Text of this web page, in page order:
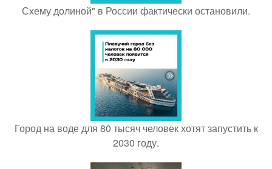
Схему долиной" в России фактически остановили.
Город на воде для 80 тысяч человек хотят запустить к
2030 году.